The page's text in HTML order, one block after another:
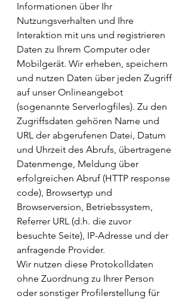
Informationen über Ihr
Nutzungsverhalten und Ihre
Interaktion mit uns und registrieren
Daten zu Ihrem Computer oder
Mobilgerät. Wir erheben, speichern
und nutzen Daten über jeden Zugriff
auf unser Onlineangebot
(sogenannte Serverlogfiles). Zu den
Zugriffsdaten gehören Name und
URL der abgerufenen Datei, Datum
und Uhrzeit des Abrufs, übertragene
Datenmenge, Meldung über
erfolgreichen Abruf (HTTP response
code), Browsertyp und
Browserversion, Betriebssystem,
Referrer URL (d.h. die zuvor
besuchte Seite), IP-Adresse und der
anfragende Provider.
Wir nutzen diese Protokolldaten
ohne Zuordnung zu Ihrer Person
oder sonstiger Profilerstellung für